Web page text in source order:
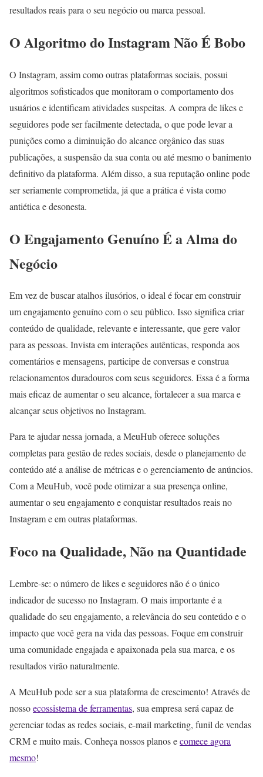
resultados reais para o seu negócio ou marca pessoal.
O Algoritmo do Instagram Não É Bobo
O Instagram, assim como outras plataformas sociais, possui
algoritmos sofisticados que monitoram o comportamento dos
usuários e identificam atividades suspeitas. A compra de likes e
seguidores pode ser facilmente detectada, o que pode levar a
punições como a diminuição do alcance orgânico das suas
publicações, a suspensão da sua conta ou até mesmo o banimento
definitivo da plataforma. Além disso, a sua reputação online pode
ser seriamente comprometida, já que a prática é vista como
antiética e desonesta.
O Engajamento Genuíno É a Alma do
Negócio
Em vez de buscar atalhos ilusórios, o ideal é focar em construir
um engajamento genuíno com o seu público. Isso significa criar
conteúdo de qualidade, relevante e interessante, que gere valor
para as pessoas. Invista em interações autênticas, responda aos
comentários e mensagens, participe de conversas e construa
relacionamentos duradouros com seus seguidores. Essa é a forma
mais eficaz de aumentar o seu alcance, fortalecer a sua marca e
alcançar seus objetivos no Instagram.
Para te ajudar nessa jornada, a MeuHub oferece soluções
completas para gestão de redes sociais, desde o planejamento de
conteúdo até a análise de métricas e o gerenciamento de anúncios.
Com a MeuHub, você pode otimizar a sua presença online,
aumentar o seu engajamento e conquistar resultados reais no
Instagram e em outras plataformas.
Foco na Qualidade, Não na Quantidade
Lembre-se: o número de likes e seguidores não é o único
indicador de sucesso no Instagram. O mais importante é a
qualidade do seu engajamento, a relevância do seu conteúdo e o
impacto que você gera na vida das pessoas. Foque em construir
uma comunidade engajada e apaixonada pela sua marca, e os
resultados virão naturalmente.
A MeuHub pode ser a sua plataforma de crescimento! Através de
nossoecossistema de ferramentas, sua empresa será capaz de
gerenciar todas as redes sociais, e-mail marketing, funil de vendas
CRM e muito mais. Conheça nossos planos ecomece agora
mesmo!